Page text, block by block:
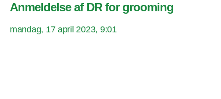
Anmeldelse af DR for grooming
mandag, 17 april 2023, 9:01